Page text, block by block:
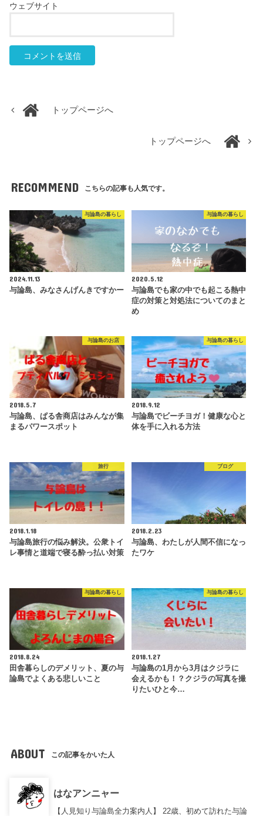
ウェブサイト
トップページへ
トップページへ
RECOMMEND こちらの記事も人気です。
与論島の暮らし
2024.11.13
与論島、みなさんげんきですかー
与論島の暮らし
2020.5.12
与論島でも家の中でも起こる熱中
症の対策と対処法についてのまと
め
与論島のお店
2018.5.7
与論島、ぱる舎商店はみんなが集
まるパワースポット
与論島の暮らし
2018.9.12
与論島でビーチヨガ！健康な心と
体を手に入れる方法
旅行
2018.1.18
与論島旅行の悩み解決。公衆トイ
レ事情と道端で寝る酔っ払い対策
ブログ
2018.2.23
与論島、わたしが人間不信になっ
たワケ
与論島の暮らし
2018.8.24
田舎暮らしのデメリット、夏の与
論島でよくある悲しいこと
与論島の暮らし
2018.1.27
与論島の1月から3月はクジラに
会えるかも！？クジラの写真を撮
りたいひと今…
ABOUT この記事をかいた人
はなアンニャー
【人見知り与論島全力案内人】 22歳、初めて訪れた与論